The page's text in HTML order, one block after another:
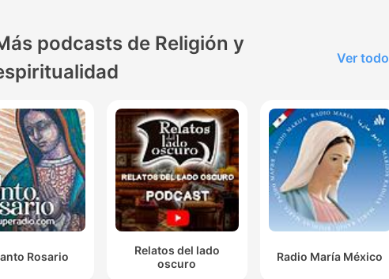
podcasts de Religión y
Ver todo
Rosario
Relatos del lado
oscuro
Radio María México